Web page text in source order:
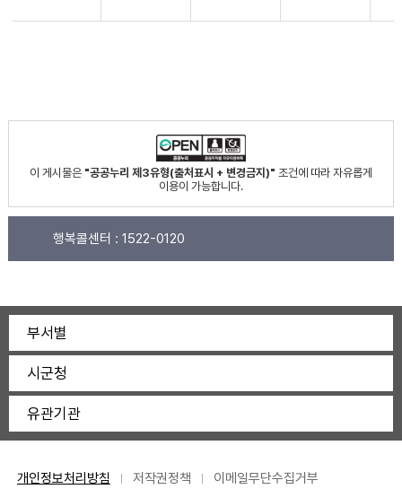
이 게시물은 "공공누리 제3유형(출처표시 + 변경금지)" 조건에 따라 자유롭게
이용이 가능합니다.
행복콜센터 : 1522-0120
부서별
시군청
유관기관
개인정보처리방침 저작권정책 이메일무단수집거부